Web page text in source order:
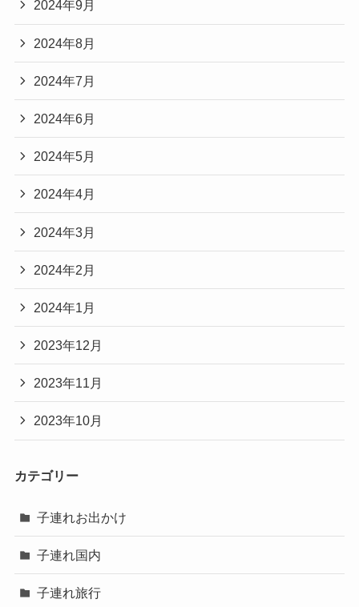
2024年9月
2024年8月
2024年7月
2024年6月
2024年5月
2024年4月
2024年3月
2024年2月
2024年1月
2023年12月
2023年11月
2023年10月
カテゴリー
子連れお出かけ
子連れ国内
子連れ旅行